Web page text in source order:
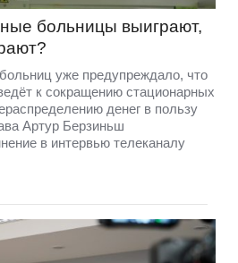
больницы выиграют,
уже предупреждало, что
к сокращению стационарных
денег в пользу
Артур Берзиньш
в интервью телеканалу